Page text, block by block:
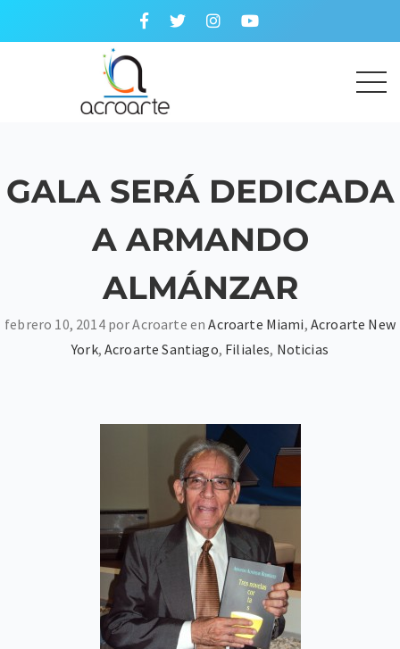
GALA SERÁ DEDICADA
A ARMANDO
ALMÁNZAR
febrero 10, 2014 por Acroarte enAcroarte Miami, Acroarte New
York, Acroarte Santiago, Filiales, Noticias